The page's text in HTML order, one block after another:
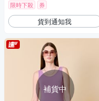
限時下殺 券
貨到通知我
補貨中